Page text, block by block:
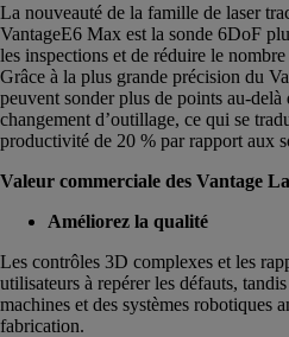
La nouveauté de la famille de laser
VantageE6 Max est la sonde 6DoF
les inspections et de réduire le
Grâce à la plus grande précision du
peuvent sonder plus de points au-delà
changement d’outillage, ce qui se
productivité de 20 % par rapport aux
Valeur commerciale des Vantage
Améliorez la qualité
Les contrôles 3D complexes et les
utilisateurs à repérer les défauts,
machines et des systèmes robotiques
fabrication.